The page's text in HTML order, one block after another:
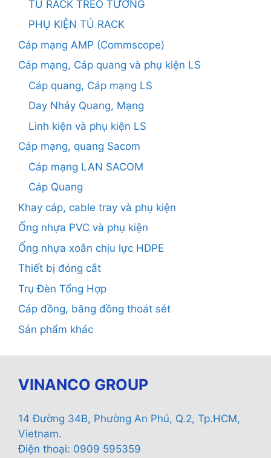
TỦ RACK TREO TƯỜNG
PHỤ KIỆN TỦ RACK
Cáp mạng AMP (Commscope)
Cáp mạng, Cáp quang và phụ kiện LS
Cáp quang, Cáp mạng LS
Day Nhảy Quang, Mạng
Linh kiện và phụ kiện LS
Cáp mạng, quang Sacom
Cáp mạng LAN SACOM
Cáp Quang
Khay cáp, cable tray và phụ kiện
Ống nhựa PVC và phụ kiện
Ống nhựa xoắn chịu lực HDPE
Thiết bị đóng cắt
Trụ Đèn Tổng Hợp
Cáp đồng, băng đồng thoát sét
Sản phẩm khác
VINANCO GROUP
14 Đường 34B, Phường An Phú, Q.2, Tp.HCM,
Vietnam.
Điện thoại: 0909 595359